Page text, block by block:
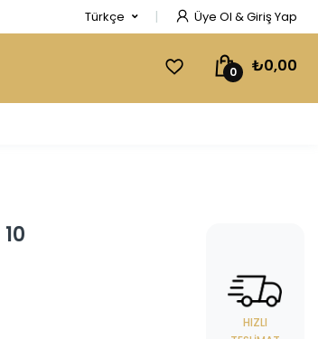
Türkçe Üye Ol & Giriş Yap
0 ₺0,00
10
HIZLI